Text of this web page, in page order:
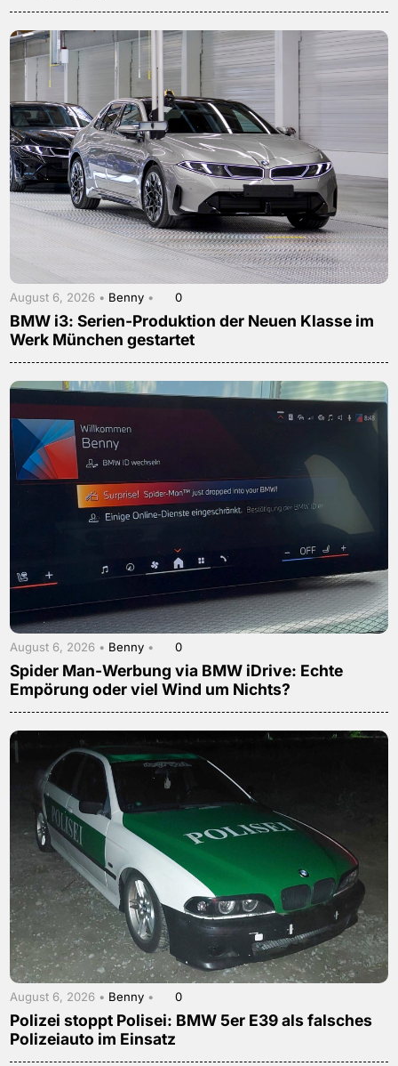
August 6, 2026 • Benny • 0
BMW i3: Serien-Produktion der Neuen Klasse im
Werk München gestartet
August 6, 2026 • Benny • 0
Spider Man-Werbung via BMW iDrive: Echte
Empörung oder viel Wind um Nichts?
August 6, 2026 • Benny • 0
Polizei stoppt Polisei: BMW 5er E39 als falsches
Polizeiauto im Einsatz